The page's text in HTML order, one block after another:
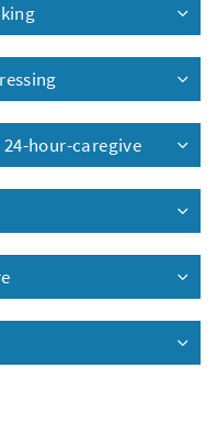
hour-caregive